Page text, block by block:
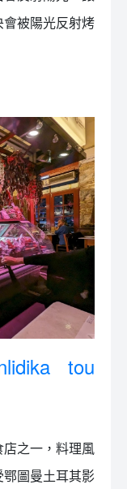
被陽光反射烤
tou
之一，料理風
圖曼土耳其影